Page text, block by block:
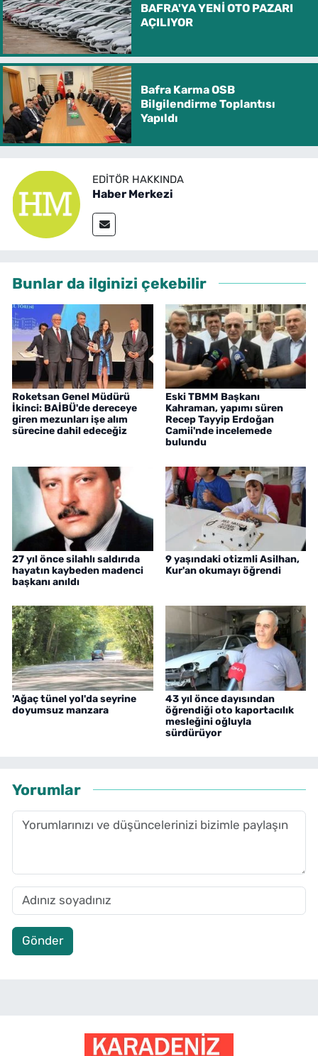
BAFRA'YA YENİ OTO PAZARI
AÇILIYOR
Bafra Karma OSB
Bilgilendirme Toplantısı
Yapıldı
EDITÖR HAKKINDA
Haber Merkezi
Bunlar da ilginizi çekebilir
Roketsan Genel Müdürü
İkinci: BAİBÜ'de dereceye
giren mezunları işe alım
sürecine dahil edeceğiz
Eski TBMM Başkanı
Kahraman, yapımı süren
Recep Tayyip Erdoğan
Camii'nde incelemede
bulundu
27 yıl önce silahlı saldırıda
hayatın kaybeden madenci
başkanı anıldı
9 yaşındaki otizmli Asilhan,
Kur'an okumayı öğrendi
'Ağaç tünel yol'da seyrine
doyumsuz manzara
43 yıl önce dayısından
öğrendiği oto kaportacılık
mesleğini oğluyla
sürdürüyor
Yorumlar
Gönder